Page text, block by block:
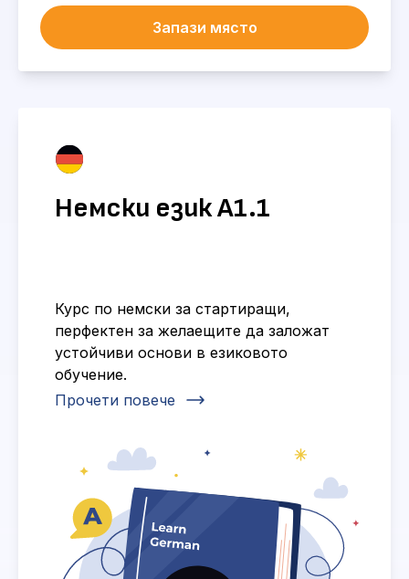
Запази място
Немски език А1.1
Курс по немски за стартиращи,
перфектен за желаещите да заложат
устойчиви основи в езиковото
обучение.
Прочети повече